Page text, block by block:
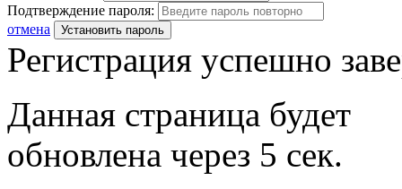
Подтверждение пароля:
отмена
Установить пароль
Регистрация успешно
Данная страница будет
обновлена через 5 сек.